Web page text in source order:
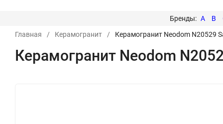
A B
Главная
/ Керамогранит / Керамогранит Neodom N20529
Керамогранит Neodom